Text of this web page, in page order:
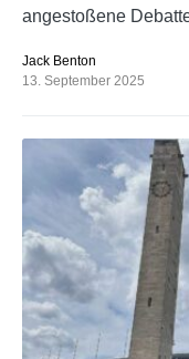
angestoßene
Jack Benton
13. September 2025